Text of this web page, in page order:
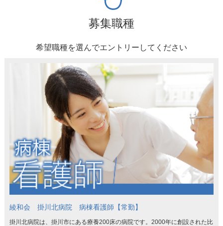
募集職種
希望職種を選んでエントリーしてください
綾和会 掛川北病院 病棟看護師【常勤】
掛川北病院は、掛川市にある療養200床の病院です。2000年に創設された比